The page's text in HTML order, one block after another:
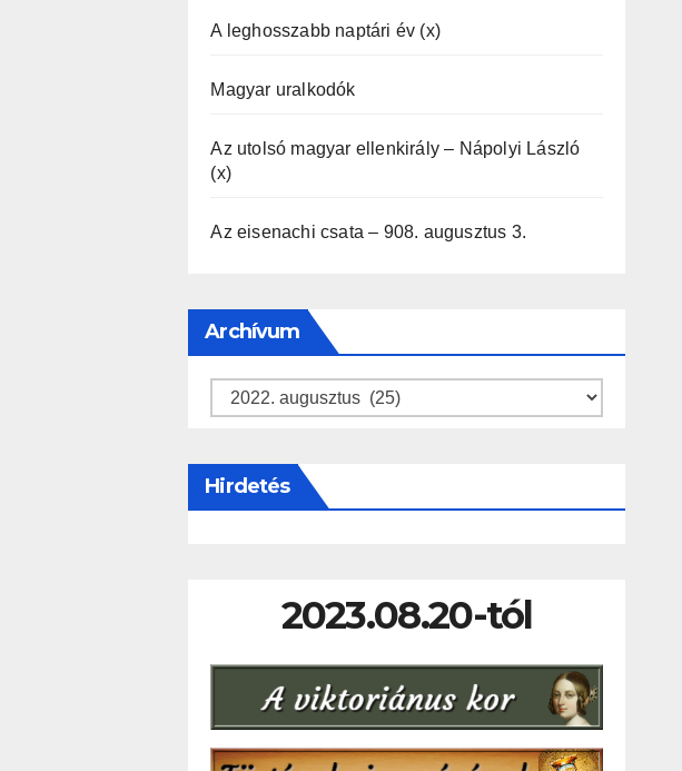
A leghosszabb naptári év (x)
Magyar uralkodók
Az utolsó magyar ellenkirály – Nápolyi László
(x)
Az eisenachi csata – 908. augusztus 3.
Archívum
Archívum
Hirdetés
2023.08.20-tól